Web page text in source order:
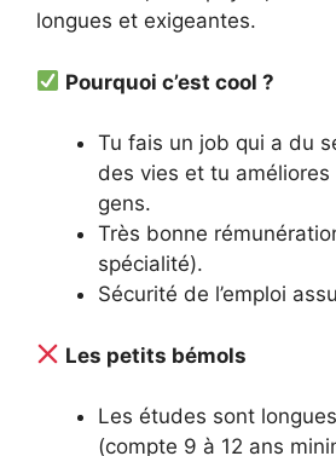
longues et exigeantes.
Pourquoi c’est cool ?
Tu fais un job qui a du
des vies et tu
gens.
Très bonne
spécialité).
Sécurité de l’emploi
Les petits bémols
Les études sont
(compte 9 à 12 ans